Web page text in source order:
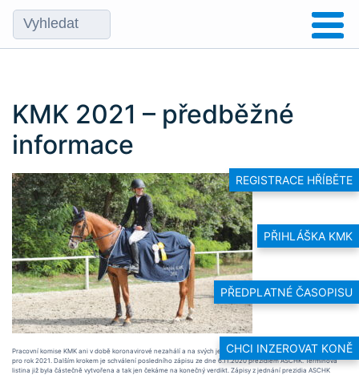
REGISTRACE HŘÍBĚTE
PŘIHLÁŠKA KMK
PŘEDPLATNÉ ČASOPISU
CHCI INZEROVAT KONĚ
KMK 2021 – předběžné
informace
Pracovní komise KMK ani v době koronavirové nezahálí a na svých jednáních pilně pracuje na podobě KMK
pro rok 2021. Dalším krokem je schválení posledního zápisu ze dne 6.11.2020 prezidiem ASCHK. Termínová
listina již byla částečně vytvořena a tak jen čekáme na konečný verdikt. Zápisy z jednání prezidia ASCHK